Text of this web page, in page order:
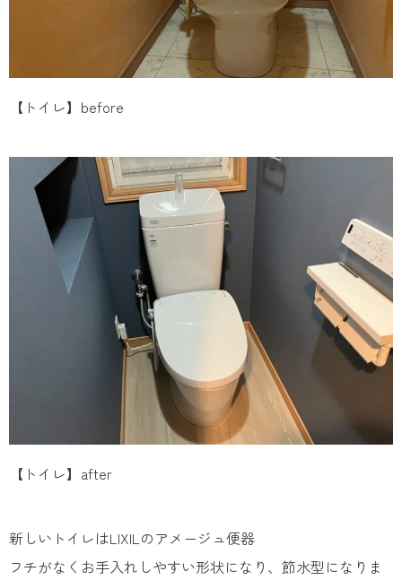
【トイレ】before
【トイレ】after
新しいトイレはLIXILのアメージュ便器
フチがなくお手入れしやすい形状になり、節水型になりま